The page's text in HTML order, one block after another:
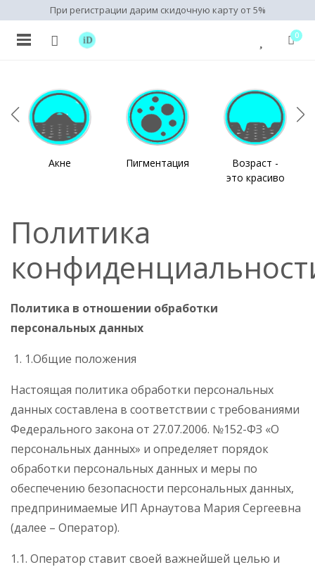
При регистрации дарим скидочную карту от 5%
0
Акне Пигментация
Возраст -
это красиво
Политика
Политика в отношении обработки
персональных данных
1.Общие положения
Настоящая политика обработки персональных
данных составлена в соответствии с требованиями
Федерального закона от 27.07.2006. №152-ФЗ «О
персональных данных» и определяет порядок
обработки персональных данных и меры по
обеспечению безопасности персональных данных,
предпринимаемые ИП Арнаутова Мария Сергеевна
(далее – Оператор).
1.1. Оператор ставит своей важнейшей целью и